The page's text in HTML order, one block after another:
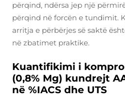
përqind, ndërsa jep një
përqind në forcën e tundimit.
arritja e përbërjes së saktë
në zbatimet praktike.
Kuantifikimi i
(0,8% Mg) kundrejt
në %IACS dhe UTS